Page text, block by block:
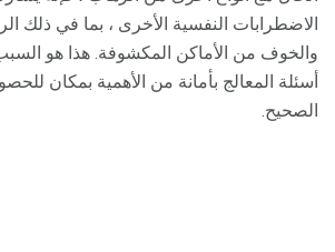
الاضطرابات النفسية الأخرى ، بما في ذلك
والخوف من الأماكن المكشوفة. هذا هو
أسئلة المعالج بأمانة من الأهمية بمكان
الصحيح.